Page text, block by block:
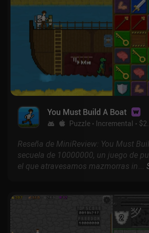
You Must Build A Boat
Puzzle Incremental
Reseña de MiniReview: You Must
secuela de 10000000, un juego de
el que atravesamos mazmorras
difíciles.
...